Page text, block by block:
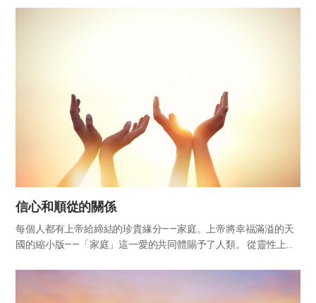
信心和順從的關係
每個人都有上帝給締結的珍貴緣分——家庭。上帝將幸福滿溢的天
國的縮小版——「家庭」這一愛的共同體賜予了人類。 從靈性上
妹。聖經將「你要盡心、盡性、盡意愛主你的上帝」這一話語宣布